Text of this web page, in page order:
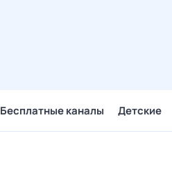
Бесплатные каналы Детские